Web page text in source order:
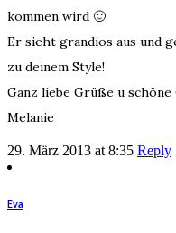
kommen wird 🙂
Er sieht grandios aus und
zu deinem Style!
Ganz liebe Grüße u schöne
Melanie
29. März 2013 at 8:35 Reply
Eva